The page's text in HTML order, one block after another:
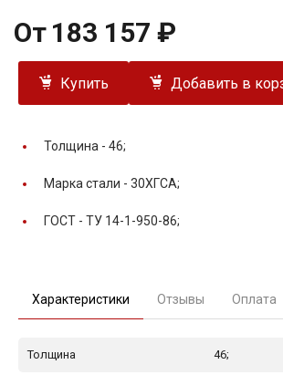
От 183 157 ₽
Купить Добавить в
Толщина - 46;
Марка стали - 30ХГСА;
ГОСТ - ТУ 14-1-950-86;
Характеристики Отзывы Оплата
Толщина 46;